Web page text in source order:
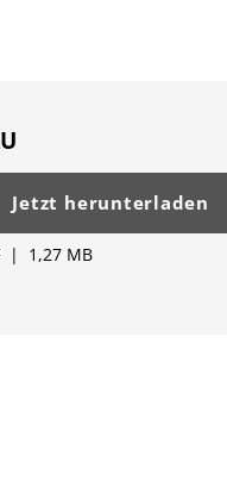
Jetzt herunterladen
| 1,27 MB